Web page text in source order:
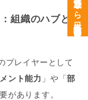
組織のハブと
プレイヤーとして
ント能力 」や「部
があります。
次世代育成なら日本経営開発研究所